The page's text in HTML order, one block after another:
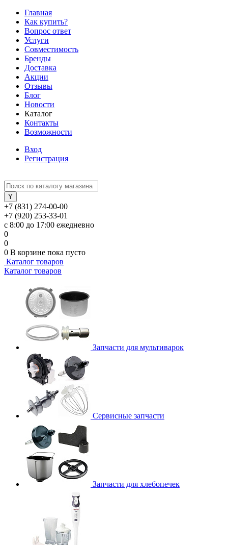
Главная
Как купить?
Вопрос ответ
Услуги
Совместимость
Бренды
Доставка
Акции
Отзывы
Блог
Новости
Каталог
Контакты
Возможности
Вход
Регистрация
+7 (831) 274-00-00
+7 (920) 253-33-01
с 8:00 до 17:00 ежедневно
0
0
0 В корзине пока пусто
Каталог товаров
Каталог товаров
Запчасти для мультиварок
Сервисные запчасти
Запчасти для хлебопечек